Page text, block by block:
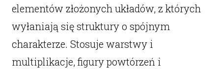
elementów złożonych układów, z których
wyłaniają się struktury o spójnym
charakterze. Stosuje warstwy i
multiplikacje, figury powtórzeń i